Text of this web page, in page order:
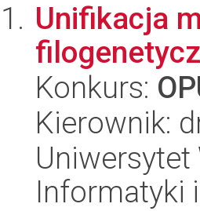
Unifikacja
Konkurs:
Kierownik:
Uniwersytet
Informatyki